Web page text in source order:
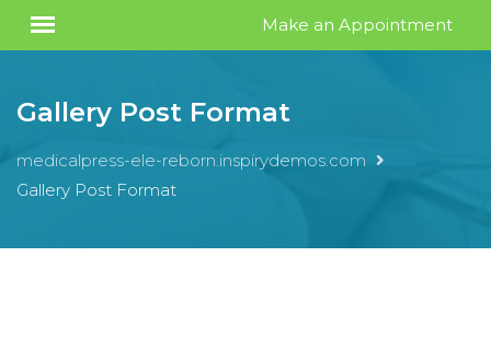
Make an Appointment
Gallery Post Format
medicalpress-ele-reborn.inspirydemos.com
Gallery Post Format